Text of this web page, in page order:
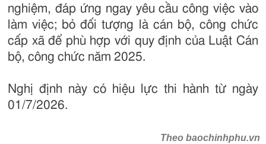
nghiệm, đáp ứng ngay yêu cầu công việc vào
làm việc; bỏ đối tượng là cán bộ, công chức
cấp xã để phù hợp với quy định của Luật Cán
bộ, công chức năm 2025.
Nghị định này có hiệu lực thi hành từ ngày
01/7/2026.
Theo baochinhphu.vn